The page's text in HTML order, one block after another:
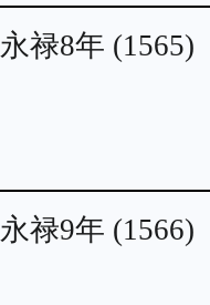
永禄8年 (1565)
永禄9年 (1566)